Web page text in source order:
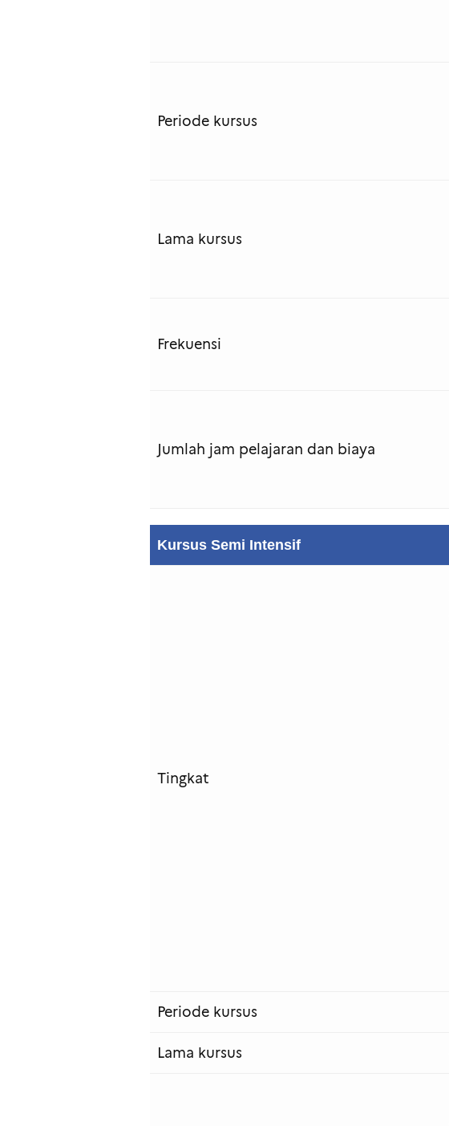
Periode kursus
Lama kursus
Frekuensi
Jumlah jam pelajaran dan biaya
Kursus Semi Intensif
Tingkat
Periode kursus
Lama kursus